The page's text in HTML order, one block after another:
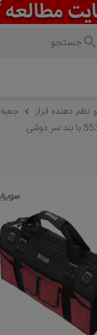
نظم دهنده ابزار
جعبه